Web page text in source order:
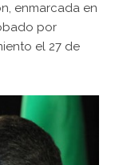
enmarcada en
por
el 27 de